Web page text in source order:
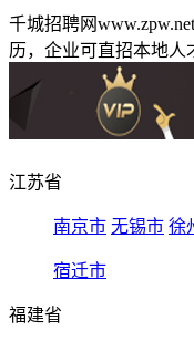
千城招聘网
历，企业可直招本地人
江苏省
南京市 无锡市 徐
宿迁市
福建省